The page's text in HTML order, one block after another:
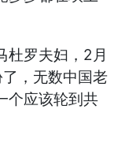
罗夫妇，2月
，无数中国老
个应该轮到共